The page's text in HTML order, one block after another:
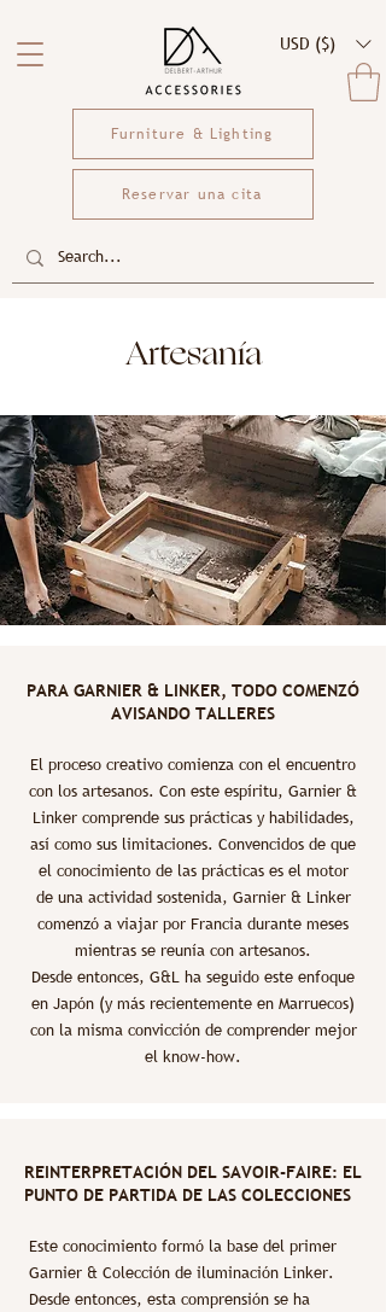
USD ($)
Furniture & Lighting
Reservar una cita
Artesanía
PARA GARNIER & LINKER, TODO COMENZÓ
AVISANDO TALLERES
El proceso creativo comienza con el encuentro
con los artesanos. Con este espíritu, Garnier &
Linker comprende sus prácticas y habilidades,
así como sus limitaciones. Convencidos de que
el conocimiento de las prácticas es el motor
de una actividad sostenida, Garnier & Linker
comenzó a viajar por Francia durante meses
mientras se reunía con artesanos.
Desde entonces, G&L ha seguido este enfoque
en Japón (y más recientemente en Marruecos)
con la misma convicción de comprender mejor
el know-how.
REINTERPRETACIÓN DEL SAVOIR-FAIRE: EL
PUNTO DE PARTIDA DE LAS COLECCIONES
Este conocimiento formó la base del primer
Garnier & Colección de iluminación Linker.
Desde entonces, esta comprensión se ha